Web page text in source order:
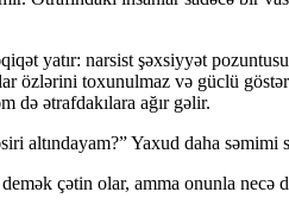
yatır: narsist şəxsiyyət
özlərini toxunulmaz və güclü
də ətrafdakılara ağır gəlir.
altındayam?” Yaxud daha səmimi
çətin olar, amma onunla necə